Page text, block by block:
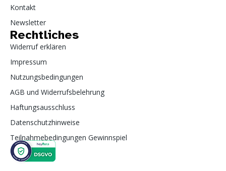
Kontakt
Newsletter
Rechtliches
Widerruf erklären
Impressum
Nutzungsbedingungen
AGB und Widerrufsbelehrung
Haftungsausschluss
Datenschutzhinweise
Teilnahmebedingungen Gewinnspiel